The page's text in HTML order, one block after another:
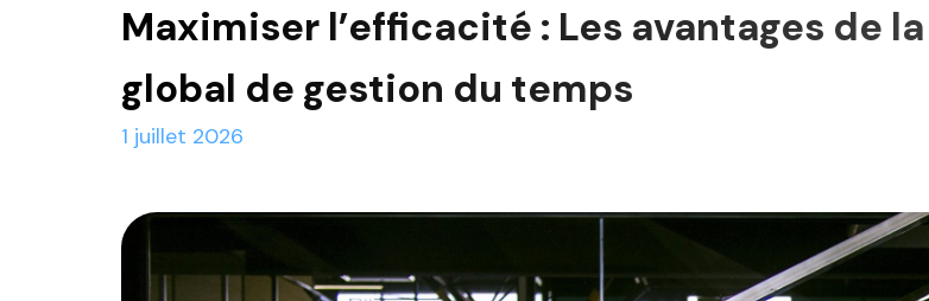
Maximiser l’efficacité : Les avantages de
global de gestion du temps
1 juillet 2026